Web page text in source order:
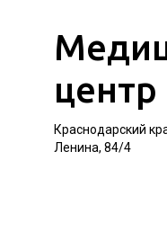
центр
Краснодарский
Ленина, 84/4